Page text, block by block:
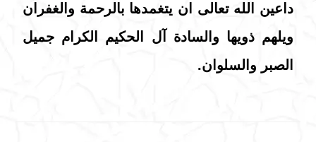
داعين الله تعالى ان يتغمدها بالرحمة والغفران
ويلهم ذويها والسادة آل الحكيم الكرام جميل
الصبر والسلوان.